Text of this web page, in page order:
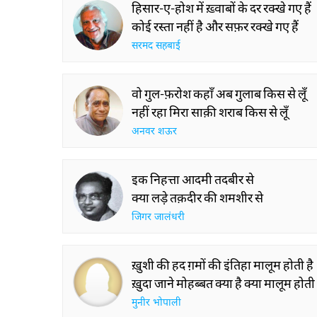
हिसार-ए-होश में ख़्वाबों के दर रक्खे गए हैं
कोई रस्ता नहीं है और सफ़र रक्खे गए हैं
सरमद सहबाई
वो गुल-फ़रोश कहाँ अब गुलाब किस से लूँ
नहीं रहा मिरा साक़ी शराब किस से लूँ
अनवर शऊर
इक निहत्ता आदमी तदबीर से
क्या लड़े तक़दीर की शमशीर से
जिगर जालंधरी
ख़ुशी की हद ग़मों की इंतिहा मालूम होती है
ख़ुदा जाने मोहब्बत क्या है क्या मालूम
मुनीर भोपाली